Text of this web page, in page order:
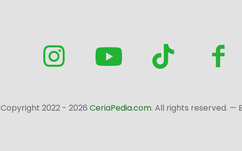
Copyright 2022 - 2026 CeriaPedia.com. All rights reserved. —